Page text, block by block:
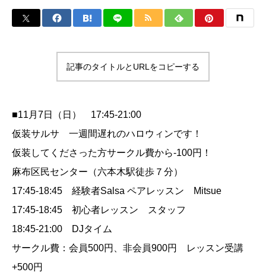
記事のタイトルとURLをコピーする
■11月7日（日） 17:45-21:00
仮装サルサ 一週間遅れのハロウィンです！
仮装してくださった方サークル費から-100円！
麻布区民センター（六本木駅徒歩７分）
17:45-18:45 経験者Salsa ペアレッスン Mitsue
17:45-18:45 初心者レッスン スタッフ
18:45-21:00 DJタイム
サークル費：会員500円、非会員900円 レッスン受講
+500円